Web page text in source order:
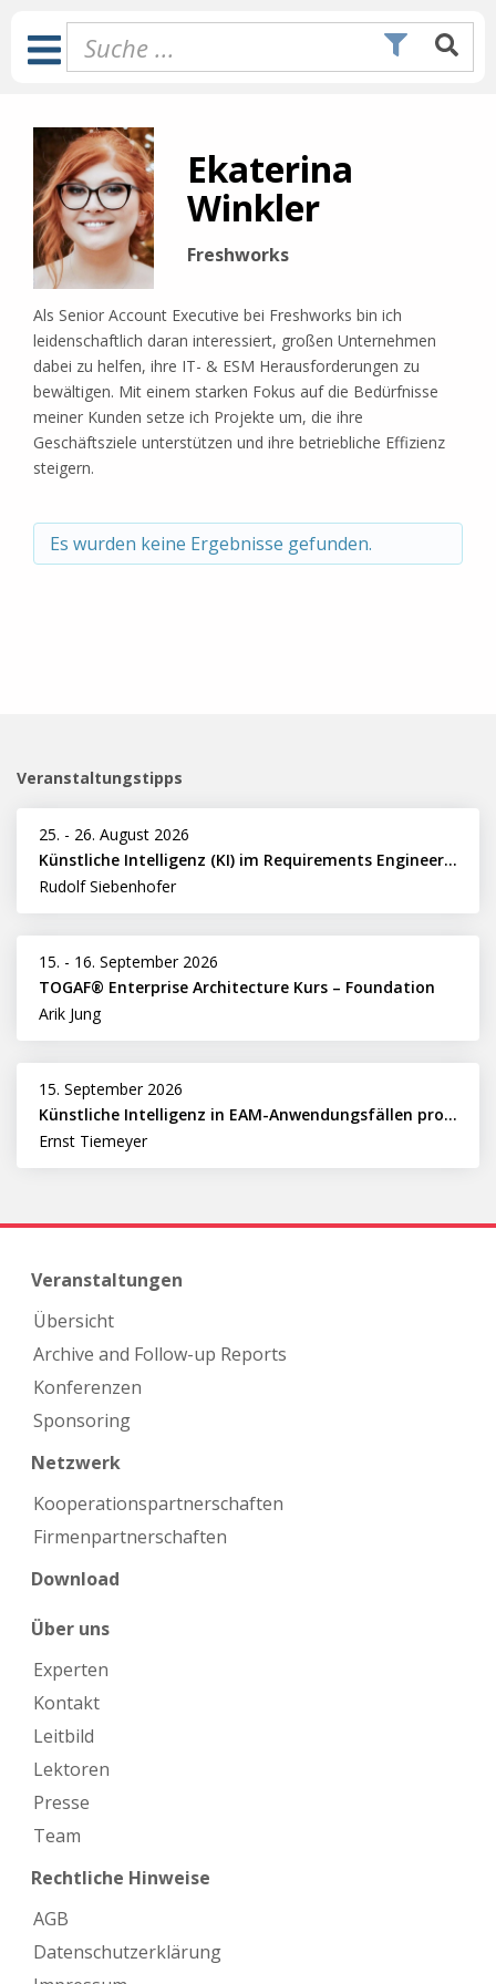
Inhalt
springen
Toggle
Navigation
Ekaterina
Winkler
Freshworks
Als Senior Account Executive bei Freshworks bin ich
leidenschaftlich daran interessiert, großen Unternehmen
dabei zu helfen, ihre IT- & ESM Herausforderungen zu
bewältigen. Mit einem starken Fokus auf die Bedürfnisse
meiner Kunden setze ich Projekte um, die ihre
Geschäftsziele unterstützen und ihre betriebliche Effizienz
steigern.
Es wurden keine Ergebnisse gefunden.
Veranstaltungstipps
25. - 26. August 2026
Künstliche Intelligenz (KI) im Requirements Engineering erfolgreich einsetzen
Rudolf Siebenhofer
15. - 16. September 2026
TOGAF® Enterprise Architecture Kurs – Foundation
Arik Jung
15. September 2026
Künstliche Intelligenz in EAM-Anwendungsfällen professionell nutzen
Ernst Tiemeyer
Veranstaltungen
Übersicht
Archive and Follow-up Reports
Konferenzen
Sponsoring
Netzwerk
Kooperations­partnerschaften
Firmen­partnerschaften
Download
Über uns
Experten
Kontakt
Leitbild
Lektoren
Presse
Team
Rechtliche Hinweise
AGB
Datenschutzerklärung